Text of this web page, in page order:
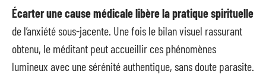
Écarter une cause médicale libère la pratique spirituelle
de l’anxiété sous-jacente. Une fois le bilan visuel rassurant
obtenu, le méditant peut accueillir ces phénomènes
lumineux avec une sérénité authentique, sans doute parasite.